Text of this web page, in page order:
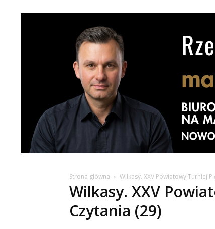
Strona główna Wilkasy. XXV Powiatowy Turniej
Wilkasy. XXV
Czytania (29)